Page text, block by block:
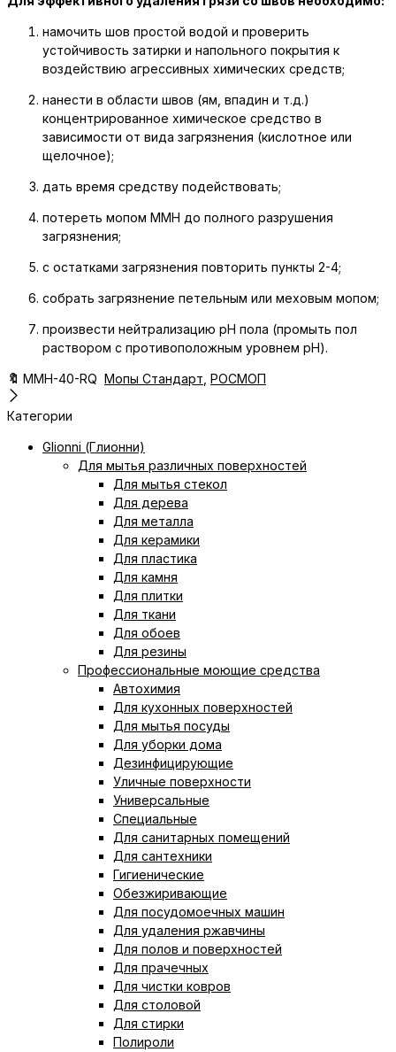
намочить шов простой водой и проверить
устойчивость затирки и напольного покрытия к
воздействию агрессивных химических средств;
нанести в области швов (ям, впадин и т.д.)
концентрированное химическое средство в
зависимости от вида загрязнения (кислотное или
щелочное);
дать время средству подействовать;
потереть мопом ММН до полного разрушения
загрязнения;
с остатками загрязнения повторить пункты 2-4;
собрать загрязнение петельным или меховым мопом;
произвести нейтрализацию рН пола (промыть пол
раствором с противоположным уровнем рН).
🔖 MMН-40-RQ Мопы Стандарт РОСМОП
Категории
Glionni (Глионни)
Для мытья различных поверхностей
Для мытья стекол
Для дерева
Для металла
Для керамики
Для пластика
Для камня
Для плитки
Для ткани
Для обоев
Для резины
Профессиональные моющие средства
Автохимия
Для кухонных поверхностей
Для мытья посуды
Для уборки дома
Дезинфицирующие
Уличные поверхности
Универсальные
Специальные
Для санитарных помещений
Для сантехники
Гигиенические
Обезжиривающие
Для посудомоечных машин
Для удаления ржавчины
Для полов и поверхностей
Для прачечных
Для чистки ковров
Для столовой
Для стирки
Полироли